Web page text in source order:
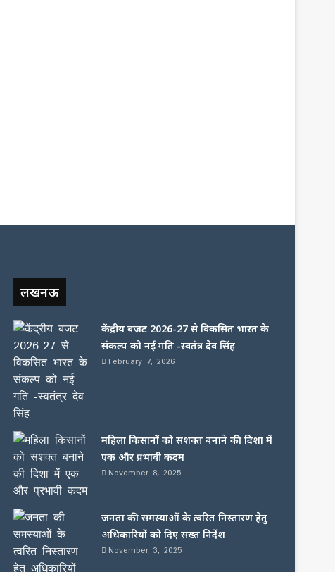
लखनऊ
केंद्रीय बजट 2026-27 से विकसित भारत के
संकल्प को नई गति -स्वतंत्र देव सिंह
February 7, 2026
महिला किसानों को सशक्त बनाने की दिशा में
एक और प्रभावी कदम
November 8, 2025
जनता की समस्याओं के त्वरित निस्तारण हेतु
अधिकारियों को दिए सख्त निर्देश
November 3, 2025